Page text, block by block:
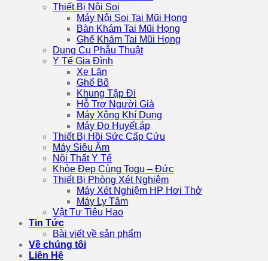
Thiết Bị Nội Soi
Máy Nội Soi Tai Mũi Họng
Bàn Khám Tai Mũi Họng
Ghế Khám Tai Mũi Họng
Dụng Cụ Phẫu Thuật
Y Tế Gia Đình
Xe Lăn
Ghế Bô
Khung Tập Đi
Hỗ Trợ Người Già
Máy Xông Khí Dung
Máy Đo Huyết áp
Thiết Bị Hồi Sức Cấp Cứu
Máy Siêu Âm
Nội Thất Y Tế
Khỏe Đẹp Cùng Togu – Đức
Thiết Bị Phòng Xét Nghiệm
Máy Xét Nghiệm HP Hơi Thở
Máy Ly Tâm
Vật Tư Tiêu Hao
Tin Tức
Bài viết về sản phẩm
Về chúng tôi
Liên Hệ